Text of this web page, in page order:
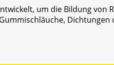
um die Bildung von